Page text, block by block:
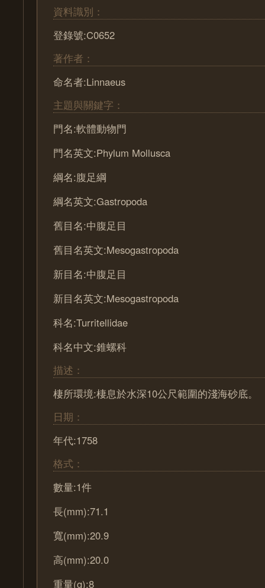
資料識別：
登錄號:C0652
著作者：
命名者:Linnaeus
主題與關鍵字：
門名:軟體動物門
門名英文:Phylum Mollusca
綱名:腹足綱
綱名英文:Gastropoda
舊目名:中腹足目
舊目名英文:Mesogastropoda
新目名:中腹足目
新目名英文:Mesogastropoda
科名:Turritellidae
科名中文:錐螺科
描述：
棲所環境:棲息於水深10公尺範圍的淺海砂底。
日期：
年代:1758
格式：
數量:1件
長(mm):71.1
寬(mm):20.9
高(mm):20.0
重量(g):8